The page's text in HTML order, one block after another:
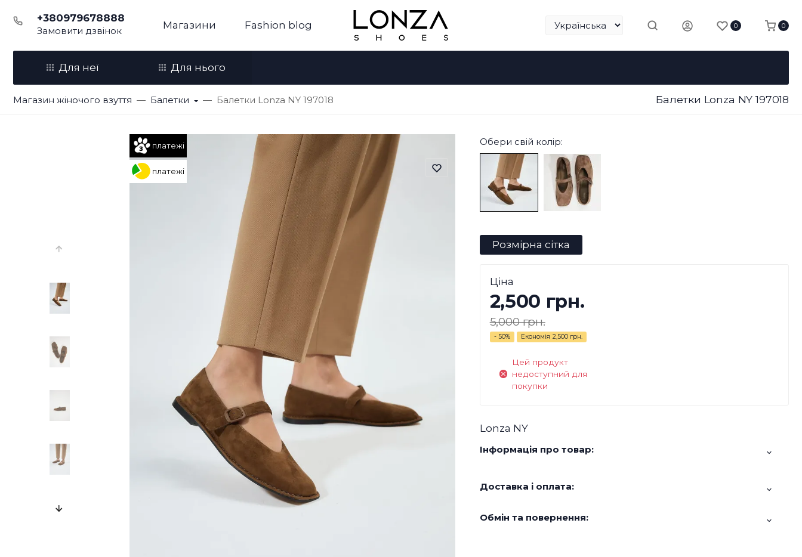
+380979678888
Замовити дзвінок Магазини Fashion blog 0 0
Для неї Для нього
Магазин жіночого взуття Балетки Балетки Lonza NY 197018 Балетки Lonza NY 197018
платежі
платежі
Обери свій колір:
Розмірна сітка
Ціна
2,500 грн.
5,000 грн.
- 50% Економія 2,500 грн.
Цей продукт
недоступний для
покупки
Lonza NY
Інформація про товар:
Доставка і оплата:
Обмін та повернення: